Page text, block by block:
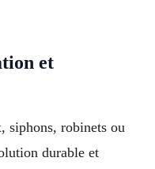
et
siphons, robinets ou
durable et